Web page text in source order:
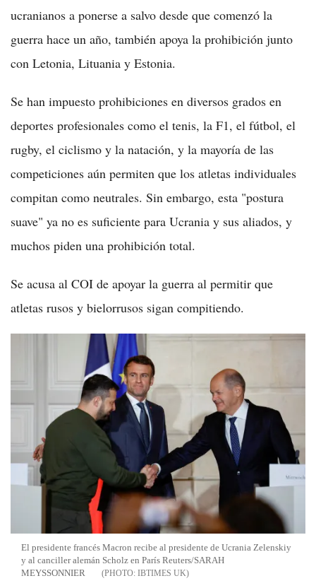
ucranianos a ponerse a salvo desde que comenzó la
guerra hace un año, también apoya la prohibición junto
con Letonia, Lituania y Estonia.
Se han impuesto prohibiciones en diversos grados en
deportes profesionales como el tenis, la F1, el fútbol, el
rugby, el ciclismo y la natación, y la mayoría de las
competiciones aún permiten que los atletas individuales
compitan como neutrales. Sin embargo, esta "postura
suave" ya no es suficiente para Ucrania y sus aliados, y
muchos piden una prohibición total.
Se acusa al COI de apoyar la guerra al permitir que
atletas rusos y bielorrusos sigan compitiendo.
El presidente francés Macron recibe al presidente de Ucrania Zelenskiy
y al canciller alemán Scholz en París Reuters/SARAH
MEYSSONNIER
IBTIMES UK